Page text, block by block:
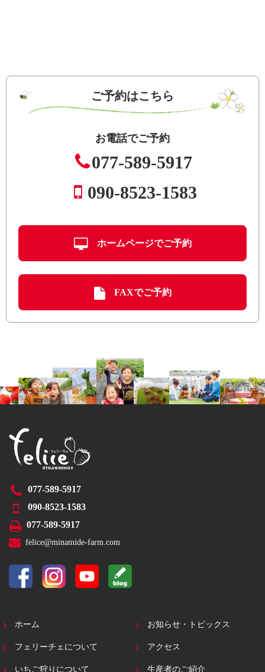
ご予約はこちら
お電話でご予約
077-589-5917
090-8523-1583
ホームページでご予約
FAXでご予約
077-589-5917
090-8523-1583
077-589-5917
felice@minamide-farm.com
ホーム
フェリーチェについて
いちご狩りについて
お知らせ・トピックス
アクセス
生産者のご紹介